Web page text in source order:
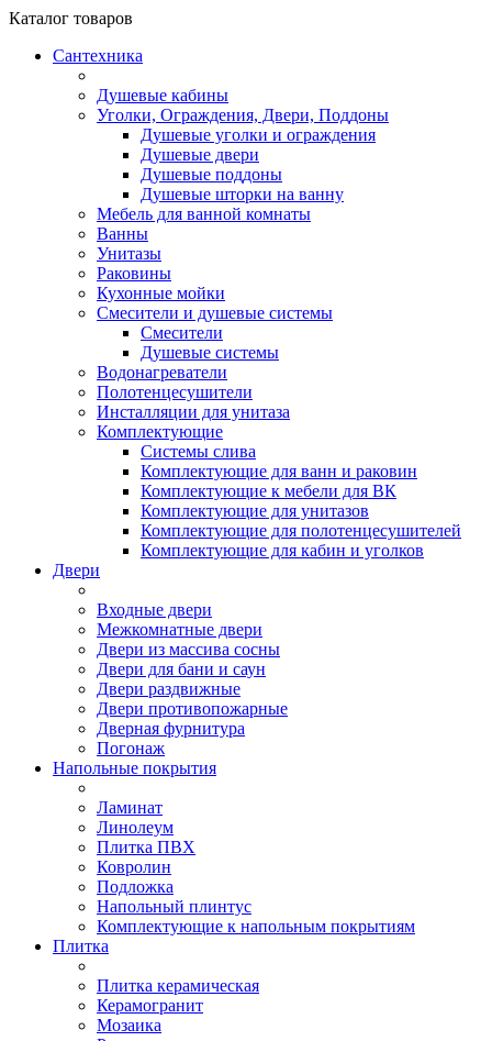
Каталог товаров
Сантехника
Душевые кабины
Уголки, Ограждения, Двери, Поддоны
Душевые уголки и ограждения
Душевые двери
Душевые поддоны
Душевые шторки на ванну
Мебель для ванной комнаты
Ванны
Унитазы
Раковины
Кухонные мойки
Смесители и душевые системы
Смесители
Душевые системы
Водонагреватели
Полотенцесушители
Инсталляции для унитаза
Комплектующие
Системы слива
Комплектующие для ванн и раковин
Комплектующие к мебели для ВК
Комплектующие для унитазов
Комплектующие для полотенцесушителей
Комплектующие для кабин и уголков
Двери
Входные двери
Межкомнатные двери
Двери из массива сосны
Двери для бани и саун
Двери раздвижные
Двери противопожарные
Дверная фурнитура
Погонаж
Напольные покрытия
Ламинат
Линолеум
Плитка ПВХ
Ковролин
Подложка
Напольный плинтус
Комплектующие к напольным покрытиям
Плитка
Плитка керамическая
Керамогранит
Мозаика